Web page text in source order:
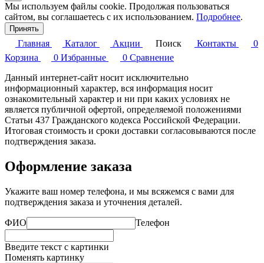
Мы используем файлы cookie. Продолжая пользоваться
сайтом, вы соглашаетесь с их использованием. Подробнее.
Принять
Главная Каталог Акции Поиск Контакты
0
Корзина
0 Избранные 0 Сравнение
Данный интернет-сайт носит исключительно
информационный характер, вся информация носит
ознакомительный характер и ни при каких условиях не
является публичной офертой, определяемой положениями
Статьи 437 Гражданского кодекса Российской Федерации.
Итоговая стоимость и сроки доставки согласовываются после
подтверждения заказа.
Оформление заказа
Укажите ваш номер телефона, и мы всяжемся с вами для
подтверждения заказа и уточнения деталей.
ФИО Телефон
Введите текст с картинки
Поменять картинку